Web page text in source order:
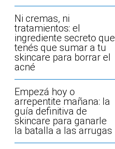
Ni cremas, ni
tratamientos: el
ingrediente secreto que
tenés que sumar a tu
skincare para borrar el
acné
Empezá hoy o
arrepentite mañana: la
guía definitiva de
skincare para ganarle
la batalla a las arrugas